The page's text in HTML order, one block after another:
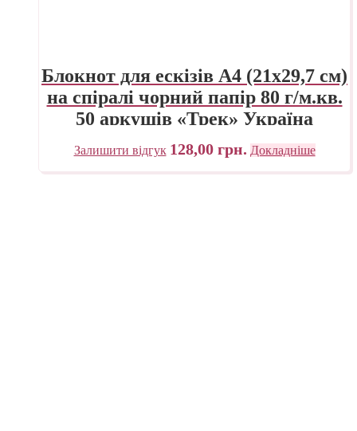
Блокнот для ескізів А4 (21х29,7 см)
на спіралі чорний папір 80 г/м.кв.
50 аркушів «Трек» Україна
Залишити відгук 128,00 грн. Докладніше